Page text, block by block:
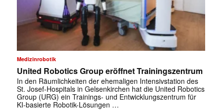
Medizinrobotik
United Robotics Group eröffnet Trainingszentrum
In den Räumlichkeiten der ehemaligen Intensivstation des
St. Josef-Hospitals in Gelsenkirchen hat die United Robotics
Group (URG) ein Trainings- und Entwicklungszentrum für
KI-basierte Robotik-Lösungen …